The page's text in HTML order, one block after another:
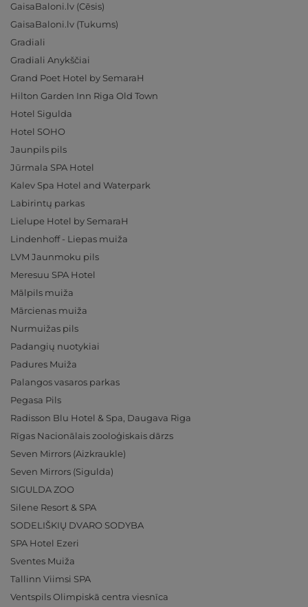
GaisaBaloni.lv (Cēsis)
GaisaBaloni.lv (Tukums)
Gradiali
Gradiali Anykščiai
Grand Poet Hotel by SemaraH
Hilton Garden Inn Riga Old Town
Hotel Sigulda
Hotel SOHO
Jaunpils pils
Jūrmala SPA Hotel
Kalev Spa Hotel and Waterpark
Labirintų parkas
Lielupe Hotel by SemaraH
Lindenhoff - Liepas muiža
LVM Jaunmoku pils
Meresuu SPA Hotel
Mālpils muiža
Mārcienas muiža
Nurmuižas pils
Padangių nuotykiai
Padures Muiža
Palangos vasaros parkas
Pegasa Pils
Radisson Blu Hotel & Spa, Daugava Riga
Rīgas Nacionālais zooloģiskais dārzs
Seven Mirrors (Aizkraukle)
Seven Mirrors (Sigulda)
SIGULDA ZOO
Silene Resort & SPA
SODELIŠKIŲ DVARO SODYBA
SPA Hotel Ezeri
Sventes Muiža
Tallinn Viimsi SPA
Ventspils Olimpiskā centra viesnīca